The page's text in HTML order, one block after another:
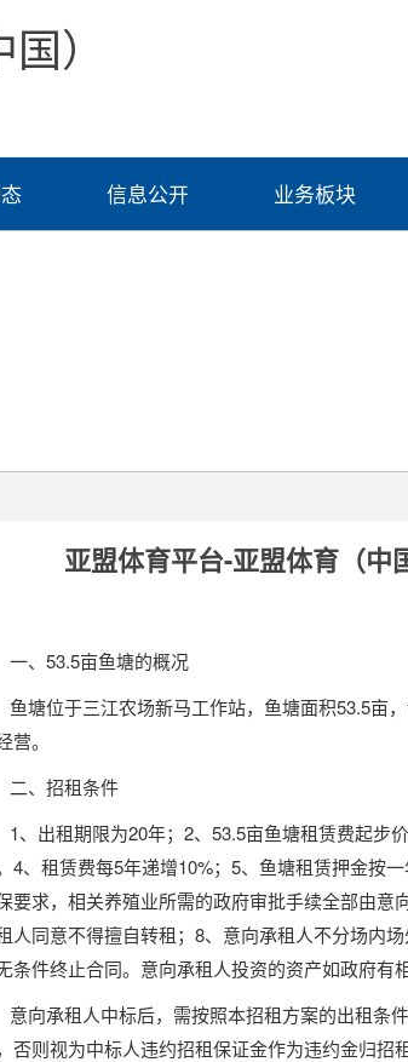
）
信息公开 业务板块
亚盟体育平台-亚盟体育（中
一、53.5亩鱼塘的概况
鱼塘位于三江农场新马工作站，鱼塘面积53.5亩
营。
二、招租条件
1、出租期限为20年；2、53.5亩鱼塘租赁费起步
4、租赁费每5年递增10%；5、 鱼塘租赁押金按一
要求，相关养殖业所需的政府审批手续全部由意
人同意不得擅自转租； 8、意向承租人不分场内
条件终止合同。意向承租人投资的资产如政府有
意向承租人中标后，需按照本招租方案的出租条
否则视为中标人违约招租保证金作为违约金归招